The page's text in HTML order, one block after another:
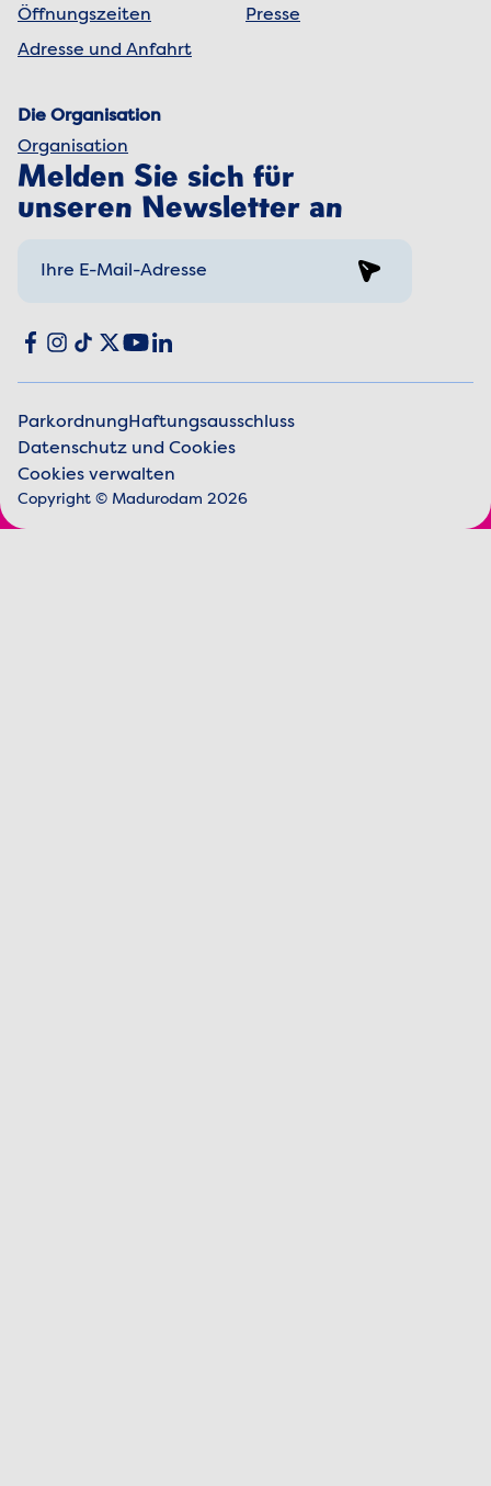
Öffnungszeiten
Adresse und Anfahrt
Presse
Die Organisation
Organisation
Melden Sie sich für
unseren Newsletter an
Social media
Facebook
Instagram
TikTok
X YouTube
LinkedIn
Juristische Informationen
ParkordnungHaftungsausschluss
Datenschutz und Cookies
Cookies verwalten
Copyright © Madurodam 2026